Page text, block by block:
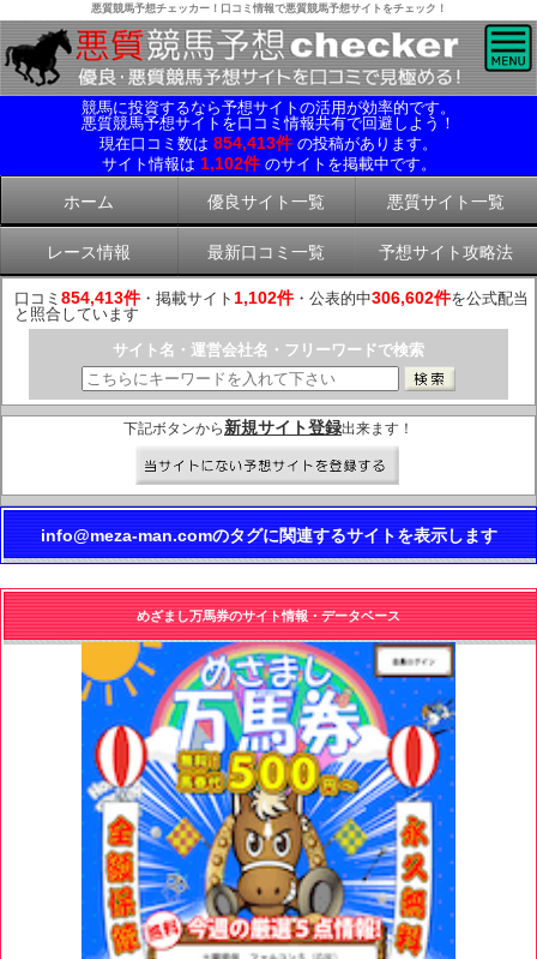
悪質競馬予想チェッカー！口コミ情報で悪質競馬予想サイトをチェック！
競馬に投資するなら予想サイトの活用が効率的です。
悪質競馬予想サイトを口コミ情報共有で回避しよう！
現在口コミ数は 854,413件 の投稿があります。
サイト情報は 1,102件 のサイトを掲載中です。
ホーム 優良サイト一覧 悪質サイト一覧
レース情報 最新口コミ一覧 予想サイト攻略法
口コミ 854,413件・掲載サイト 1,102件・公表的中306,602件を公式配当
と照合しています
サイト名・運営会社名・フリーワードで検索
下記ボタンから 新規サイト登録出来ます！
info@meza-man.comのタグに関連するサイトを表示します
めざまし万馬券のサイト情報・データベース